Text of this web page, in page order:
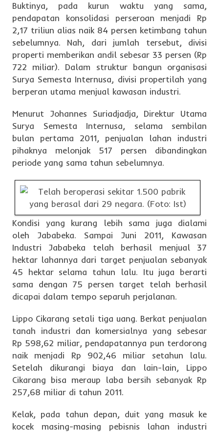
Buktinya, pada kurun waktu yang sama,
pendapatan konsolidasi perseroan menjadi Rp
2,17 triliun alias naik 84 persen ketimbang tahun
sebelumnya. Nah, dari jumlah tersebut, divisi
properti memberikan andil sebesar 33 persen (Rp
722 miliar). Dalam struktur bangun organisasi
Surya Semesta Internusa, divisi propertilah yang
berperan utama menjual kawasan industri.
Menurut Johannes Suriadjadja, Direktur Utama
Surya Semesta Internusa, selama sembilan
bulan pertama 2011, penjualan lahan industri
pihaknya melonjak 517 persen dibandingkan
periode yang sama tahun sebelumnya.
Kondisi yang kurang lebih sama juga dialami
oleh Jababeka. Sampai Juni 2011, Kawasan
Industri Jababeka telah berhasil menjual 37
hektar lahannya dari target penjualan sebanyak
45 hektar selama tahun lalu. Itu juga berarti
sama dengan 75 persen target telah berhasil
dicapai dalam tempo separuh perjalanan.
Lippo Cikarang setali tiga uang. Berkat penjualan
tanah industri dan komersialnya yang sebesar
Rp 598,62 miliar, pendapatannya pun terdorong
naik menjadi Rp 902,46 miliar setahun lalu.
Setelah dikurangi biaya dan lain-lain, Lippo
Cikarang bisa meraup laba bersih sebanyak Rp
257,68 miliar di tahun 2011.
Kelak, pada tahun depan, duit yang masuk ke
kocek masing-masing pebisnis lahan industri